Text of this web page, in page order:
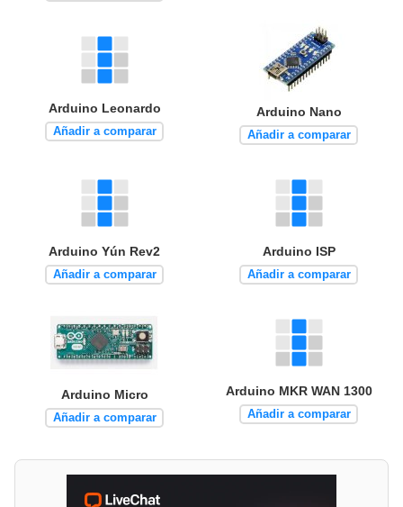
Arduino Leonardo
Añadir a comparar
Arduino Nano
Añadir a comparar
Arduino Yún Rev2
Añadir a comparar
Arduino ISP
Añadir a comparar
Arduino Micro
Añadir a comparar
Arduino MKR WAN 1300
Añadir a comparar